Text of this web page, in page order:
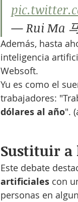
— Rui Ma
Además, hasta
inteligencia
Websoft.
Yu es como el
trabajadores:
dólares al año".
Sustituir a
Este debate
artificiales con
personas en